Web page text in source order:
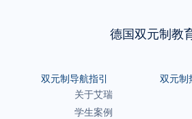
德国双元制教
双元制导航指引
关于艾瑞
学生案例
双元制